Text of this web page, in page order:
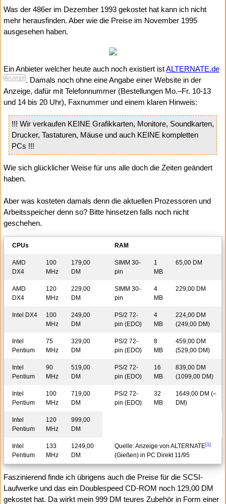
Was der 486er im Dezember 1993 gekostet hat kann ich nicht
mehr herausfinden. Aber wie die Preise im November 1995
ausgesehen haben.
Ein Anbieter welcher heute auch noch existiert istALTERNATE.de
Anzeige . Damals noch ohne eine Angabe einer Website in der
Anzeige, dafür mit Telefonnummer (Bestellungen Mo.–Fr. 10-13
und 14 bis 20 Uhr), Faxnummer und einem klaren Hinweis:
!!! Wir verkaufen KEINE Grafikkarten, Monitore, Soundkarten,
Drucker, Tastaturen, Mäuse und auch KEINE kompletten
PCs !!!
Wie sich glücklicher Weise für uns alle doch die Zeiten geändert
haben.
Aber was kosteten damals denn die aktuellen Prozessoren und
Arbeitsspeicher denn so? Bitte hinsetzen falls noch nicht
geschehen.
CPUs RAM
AMD
DX4
100
MHz
179,00
DM
SIMM 30-
pin
1
MB
65,00 DM
AMD
DX4
120
MHz
229,00
DM
SIMM 30-
pin
4
MB
229,00 DM
Intel DX4
100
MHz
249,00
DM
PS/2 72-
pin (EDO)
4
MB
224,00 DM
(249,00 DM)
Intel
Pentium
75
MHz
329,00
DM
PS/2 72-
pin (EDO)
8
MB
459,00 DM
(529,00 DM)
Intel
Pentium
90
MHz
519,00
DM
PS/2 72-
pin (EDO)
16
MB
839,00 DM
(1099,00 DM)
Intel
Pentium
100
MHz
719,00
DM
PS/2 72-
pin (EDO)
32
MB
1649,00 DM (–
DM)
Intel
Pentium
120
MHz
999,00
DM
Intel
Pentium
133
MHz
1249,00
DM
Quelle: Anzeige von ALTERNATE[1]
(Gießen) in PC Direkt 11/95
Faszinierend finde ich übrigens auch die Preise für die SCSI-
Laufwerke und das ein Doublespeed CD-ROM noch 129,00 DM
gekostet hat. Da wirkt mein 999 DM teures Zubehör in Form einer